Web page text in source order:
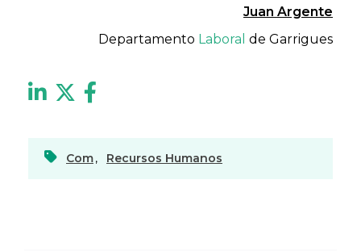
Juan Argente
Departamento Laboral de Garrigues
Com, Recursos Humanos